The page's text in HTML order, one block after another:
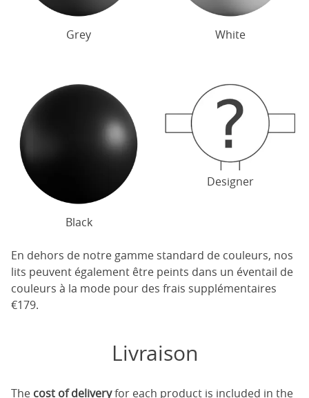
Grey White
Black
Designer
En dehors de notre gamme standard de couleurs, nos
lits peuvent également être peints dans un éventail de
couleurs à la mode pour des frais supplémentaires
€179.
Livraison
The cost of deliveryfor each product is included in the